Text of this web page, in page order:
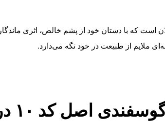
است که با دستان خود از پشم خالص، اثری
ملایم از طبیعت در خود نگه می‌دارد.
اصل کد ۱۰ در سال ۱۴۰۴